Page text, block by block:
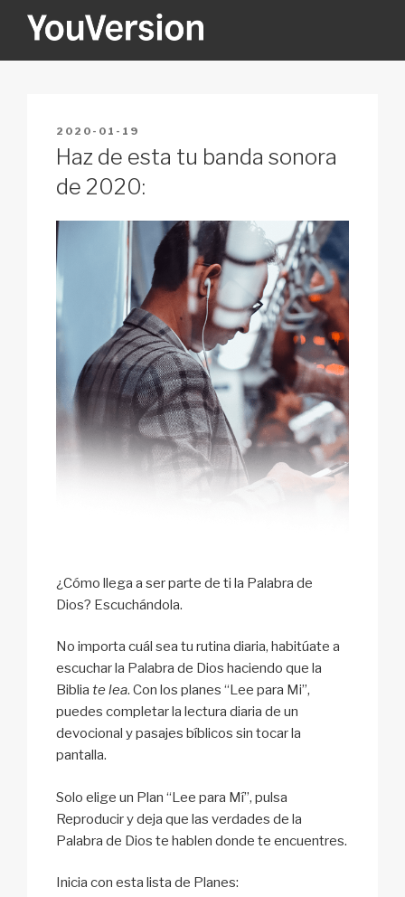
YOUVERSION
POSTED
ON
2020-01-19
Haz de esta tu banda sonora
de 2020:
¿Cómo llega a ser parte de ti la Palabra de
Dios? Escuchándola.
No importa cuál sea tu rutina diaria, habitúate a
escuchar la Palabra de Dios haciendo que la
Biblia te lea. Con los planes “Lee para Mi”,
puedes completar la lectura diaria de un
devocional y pasajes bíblicos sin tocar la
pantalla.
Solo elige un Plan “Lee para Mí”, pulsa
Reproducir y deja que las verdades de la
Palabra de Dios te hablen donde te encuentres.
Inicia con esta lista de Planes: